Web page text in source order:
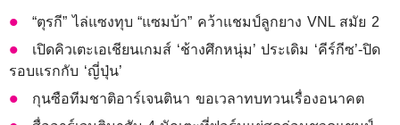
“ตุรกี” ไล่แซงทุบ “แซมบ้า” คว้าแชมป์ลูกยาง VNL สมัย 2
เปิดคิวเตะเอเชียนเกมส์ ‘ช้างศึกหนุ่ม’ ประเดิม ‘คีร์กีซ’-ปิด
รอบแรกกับ ‘ญี่ปุ่น’
กุนซือทีมชาติอาร์เจนตินา ขอเวลาทบทวนเรื่องอนาคต